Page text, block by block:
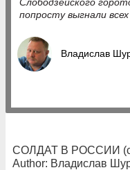
попросту выгнали
Владислав
СОЛДАТ В РОССИИ
Author: Владислав